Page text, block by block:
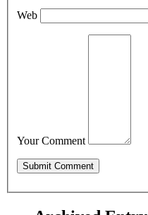
Web
Your Comment